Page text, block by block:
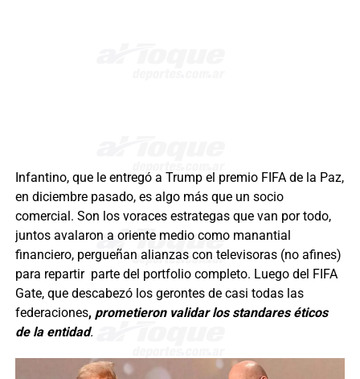
Infantino, que le entregó a Trump el premio FIFA de la Paz,
en diciembre pasado, es algo más que un socio
comercial. Son los voraces estrategas que van por todo,
juntos avalaron a oriente medio como manantial
financiero, pergueñan alianzas con televisoras (no afines)
para repartir parte del portfolio completo. Luego del FIFA
Gate, que descabezó los gerontes de casi todas las
federaciones, prometieron validar los standares éticos
de la entidad.